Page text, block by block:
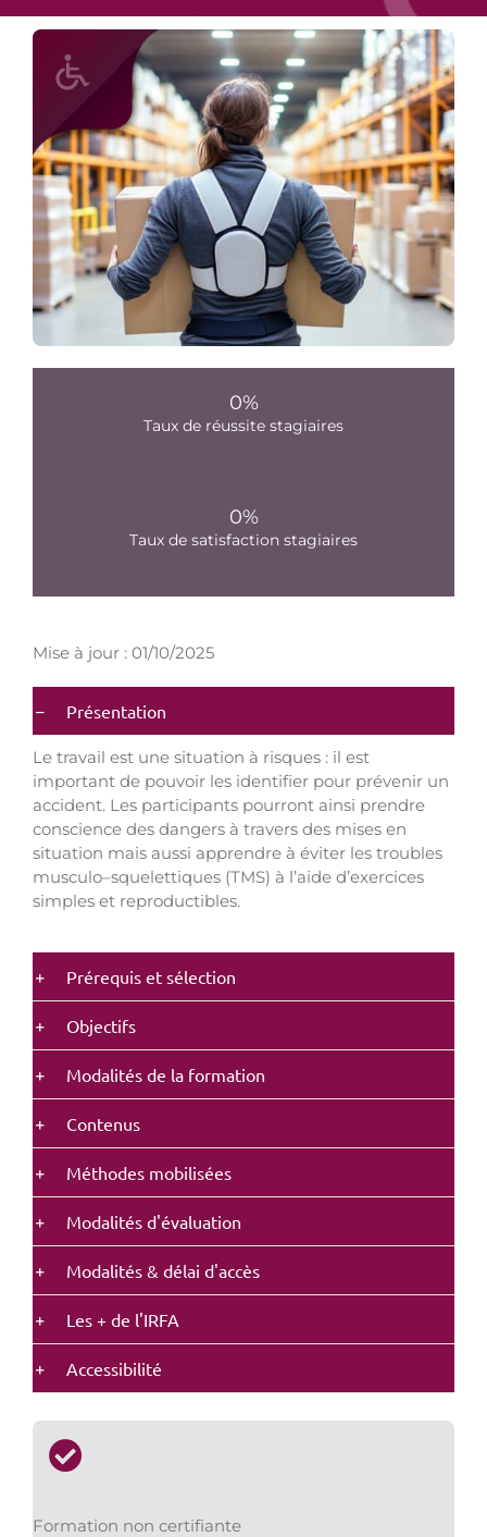
0%
Taux de réussite stagiaires
0%
Taux de satisfaction stagiaires
Mise à jour : 01/10/2025
Présentation
Le travail est une situation à risques : il est
important de pouvoir les identifier pour prévenir un
accident. Les participants pourront ainsi prendre
conscience des dangers à travers des mises en
situation mais aussi apprendre à éviter les troubles
musculo–squelettiques (TMS) à l’aide d’exercices
simples et reproductibles.
Prérequis et sélection
Objectifs
Modalités de la formation
Contenus
Méthodes mobilisées
Modalités d'évaluation
Modalités & délai d'accès
Les + de l'IRFA
Accessibilité
Formation non certifiante